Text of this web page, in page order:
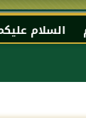
و رحمة